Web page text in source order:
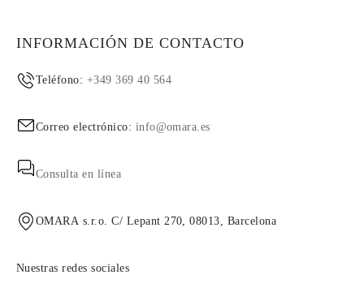
INFORMACIÓN DE CONTACTO
Teléfono: +349 369 40 564
Correo electrónico: info@omara.es
Consulta en línea
OMARA s.r.o. C/ Lepant 270, 08013, Barcelona
Nuestras redes sociales